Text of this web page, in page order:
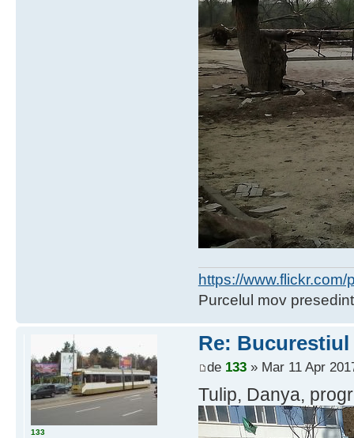
https://
Purcelul mov
Re:
de 133» Mar 11 Apr
Tulip, Danya,
133